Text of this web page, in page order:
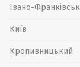
Івано-Франківськ
Київ
Кропивницький